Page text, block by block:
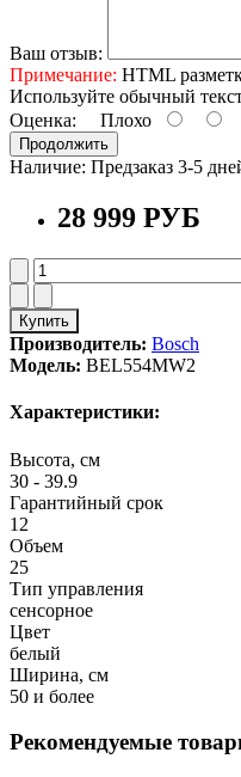
Ваш отзыв:
Примечание: HTML
Используйте обычный
Оценка: Плохо
Продолжить
Наличие: Предзаказ 3-5
28 999 РУБ
Купить
Производитель: Bosch
Модель: BEL554MW2
Характеристики:
Высота, см
30 - 39.9
Гарантийный срок
12
Объем
25
Тип управления
сенсорное
Цвет
белый
Ширина, см
50 и более
Рекомендуемые